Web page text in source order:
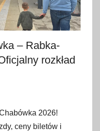
– Rabka-
rozkład
2026!
ceny biletów i